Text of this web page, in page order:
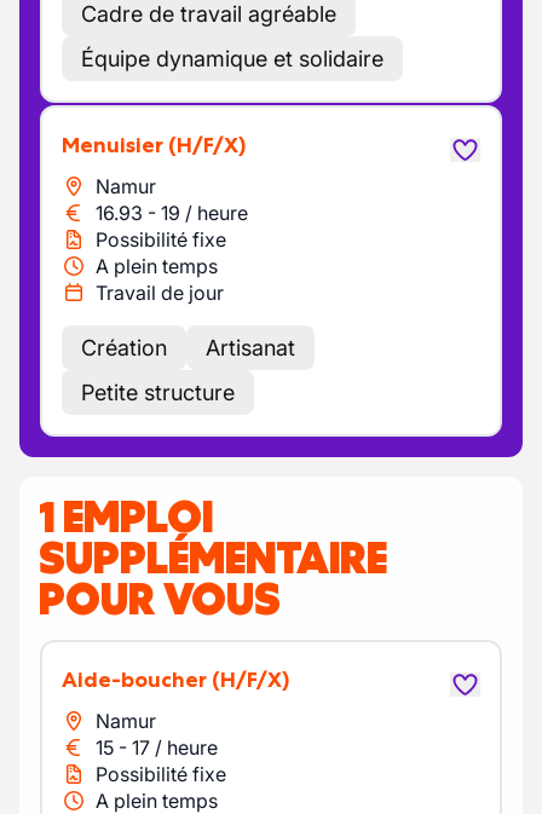
Cadre de travail agréable
Équipe dynamique et solidaire
Menuisier (H/F/X)
Namur
16.93 - 19 / heure
Possibilité fixe
A plein temps
Travail de jour
Création
Artisanat
Petite structure
1 EMPLOI
SUPPLÉMENTAIRE
POUR VOUS
Aide-boucher (H/F/X)
Namur
15 - 17 / heure
Possibilité fixe
A plein temps